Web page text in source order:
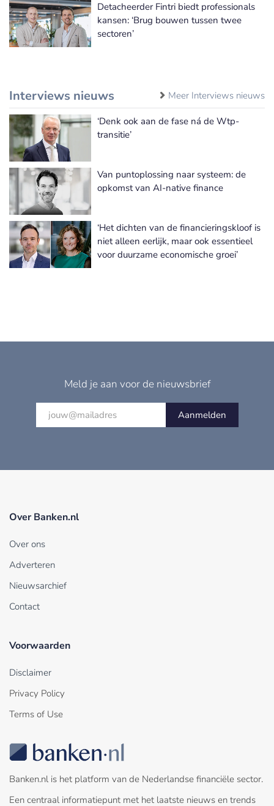
Detacheerder Fintri biedt professionals
kansen: ‘Brug bouwen tussen twee
sectoren’
Interviews nieuws Meer Interviews nieuws
‘Denk ook aan de fase ná de Wtp-
transitie’
Van puntoplossing naar systeem: de
opkomst van AI-native finance
‘Het dichten van de financieringskloof is
niet alleen eerlijk, maar ook essentieel
voor duurzame economische groei’
Meld je aan voor de nieuwsbrief
Aanmelden
Over Banken.nl
Over ons
Adverteren
Nieuwsarchief
Contact
Voorwaarden
Disclaimer
Privacy Policy
Terms of Use
Banken.nl is het platform van de Nederlandse financiële sector.
Een centraal informatiepunt met het laatste nieuws en trends